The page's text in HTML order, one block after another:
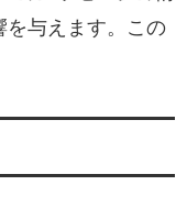
を与えます。この